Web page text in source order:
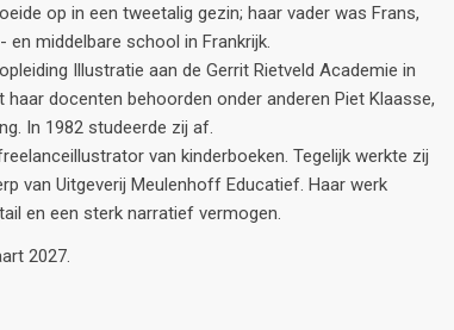
op in een tweetalig gezin; haar vader was Frans,
middelbare school in Frankrijk.
Illustratie aan de Gerrit Rietveld Academie in
docenten behoorden onder anderen Piet Klaasse,
In 1982 studeerde zij af.
van kinderboeken. Tegelijk werkte zij
van Uitgeverij Meulenhoff Educatief. Haar werk
en een sterk narratief vermogen.
2027.